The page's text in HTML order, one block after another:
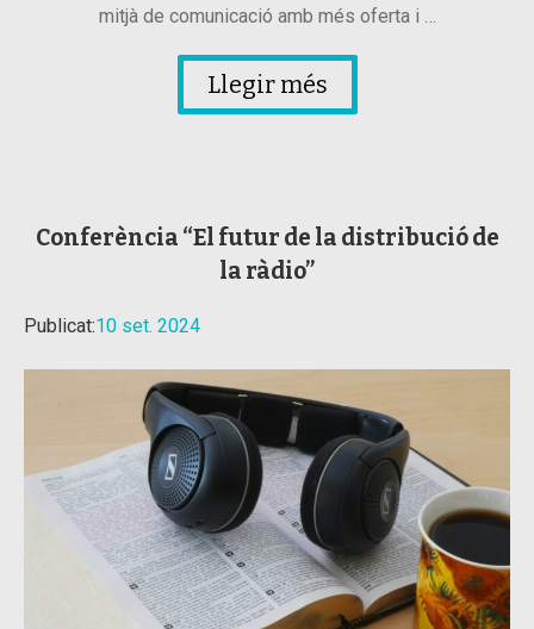
mitjà de comunicació amb més oferta i …
Llegir més
Conferència “El futur de la distribució de
la ràdio”
Publicat:10 set. 2024